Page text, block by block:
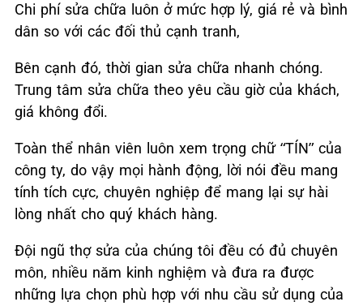
Chi phí sửa chữa luôn ở mức hợp lý, giá rẻ và bình
dân so với các đối thủ cạnh tranh,
Bên cạnh đó, thời gian sửa chữa nhanh chóng.
Trung tâm sửa chữa theo yêu cầu giờ của khách,
giá không đổi.
Toàn thể nhân viên luôn xem trọng chữ “TÍN” của
công ty, do vậy mọi hành động, lời nói đều mang
tính tích cực, chuyên nghiệp để mang lại sự hài
lòng nhất cho quý khách hàng.
Đội ngũ thợ sửa của chúng tôi đều có đủ chuyên
môn, nhiều năm kinh nghiệm và đưa ra được
những lựa chọn phù hợp với nhu cầu sử dụng của